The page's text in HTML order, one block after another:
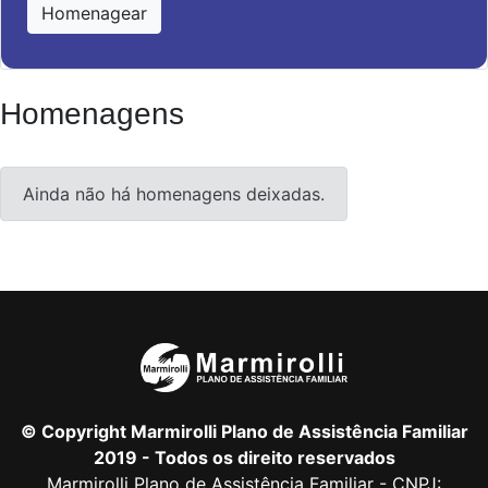
Homenagear
Homenagens
Ainda não há homenagens deixadas.
© Copyright Marmirolli Plano de Assistência Familiar
2019 - Todos os direito reservados